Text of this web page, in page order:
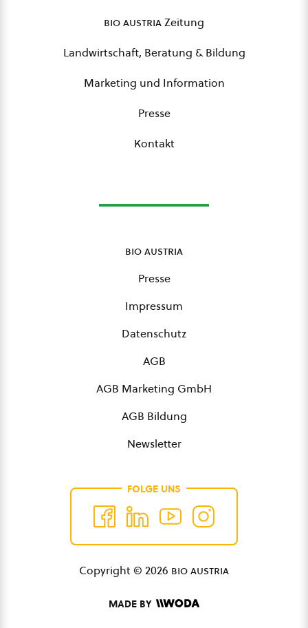
bio austriaZeitung
Landwirtschaft, Beratung & Bildung
Marketing und Information
Presse
Kontakt
bio austria
Presse
Impressum
Datenschutz
AGB
AGB Marketing GmbH
AGB Bildung
Newsletter
FOLGE UNS
Copyright © 2026 bio austria
MADE BY